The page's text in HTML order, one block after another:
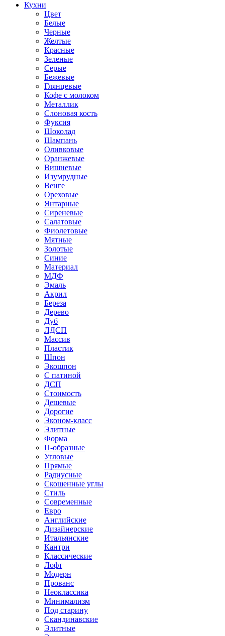
Кухни
Цвет
Белые
Черные
Желтые
Красные
Зеленые
Серые
Бежевые
Глянцевые
Кофе с молоком
Металлик
Слоновая кость
Фуксия
Шоколад
Шампань
Оливковые
Оранжевые
Вишневые
Изумрудные
Венге
Ореховые
Янтарные
Сиреневые
Салатовые
Фиолетовые
Мятные
Золотые
Синие
Материал
МДФ
Эмаль
Акрил
Береза
Дерево
Дуб
ЛДСП
Массив
Пластик
Шпон
Экошпон
С патиной
ДСП
Стоимость
Дешевые
Дорогие
Эконом-класс
Элитные
Форма
П-образные
Угловые
Прямые
Радиусные
Скошенные углы
Стиль
Современные
Евро
Английские
Дизайнерские
Итальянские
Кантри
Классические
Лофт
Модерн
Прованс
Неоклассика
Минимализм
Под старину
Скандинавские
Элитные